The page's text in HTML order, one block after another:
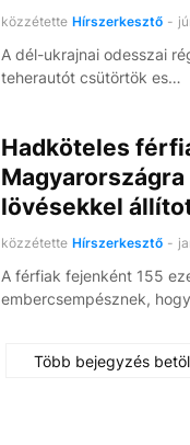
közzétette Hírszerkesztő -
A dél-ukrajnai odesszai
teherautót csütörtök es…
Hadköteles
lövésekkel
közzétette Hírszerkesztő -
A férfiak fejenként 155
embercsempésznek,
Több bejegyzés